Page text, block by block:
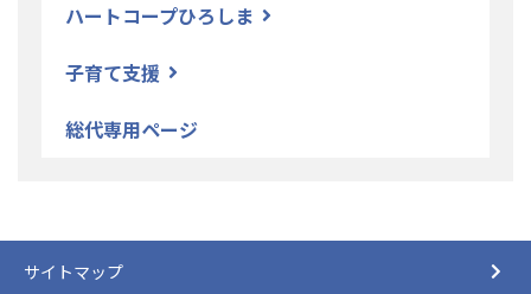
ハートコープひろしま
子育て支援
総代専用ページ
サイトマップ